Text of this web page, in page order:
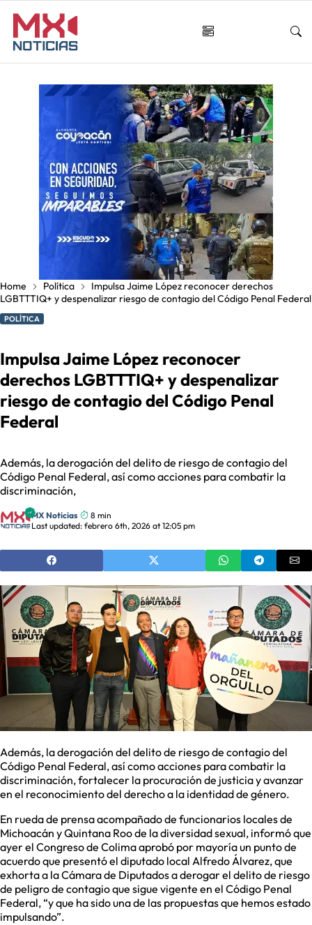
Home Política
Impulsa Jaime López reconocer derechos
LGBTTTIQ+ y despenalizar riesgo de contagio del Código Penal Federal
POLÍTICA
Impulsa Jaime López reconocer
derechos LGBTTTIQ+ y despenalizar
riesgo de contagio del Código Penal
Federal
Además, la derogación del delito de riesgo de contagio del
Código Penal Federal, así como acciones para combatir la
discriminación,
MX Noticias
8 min
Last updated: febrero 6th, 2026 at 12:05 pm
Además, la derogación del delito de riesgo de contagio del
Código Penal Federal, así como acciones para combatir la
discriminación, fortalecer la procuración de justicia y avanzar
en el reconocimiento del derecho a la identidad de género.
En rueda de prensa acompañado de funcionarios locales de
Michoacán y Quintana Roo de la diversidad sexual, informó que
ayer el Congreso de Colima aprobó por mayoría un punto de
acuerdo que presentó el diputado local Alfredo Álvarez, que
exhorta a la Cámara de Diputados a derogar el delito de riesgo
de peligro de contagio que sigue vigente en el Código Penal
Federal, “y que ha sido una de las propuestas que hemos estado
impulsando”.